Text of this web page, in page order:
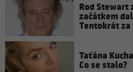
Rod Stewart
začátkem
Tentokrát
Taťána
Co se stalo?